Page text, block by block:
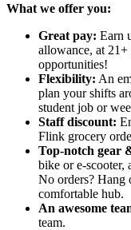
What we offer you:
Great pay: Earn
allowance, at 21+
opportunities!
Flexibility: An
plan your shifts
student job or
Staff discount:
Flink grocery
Top-notch gear
bike or e-scooter,
No orders? Hang
comfortable hub.
An awesome
team.